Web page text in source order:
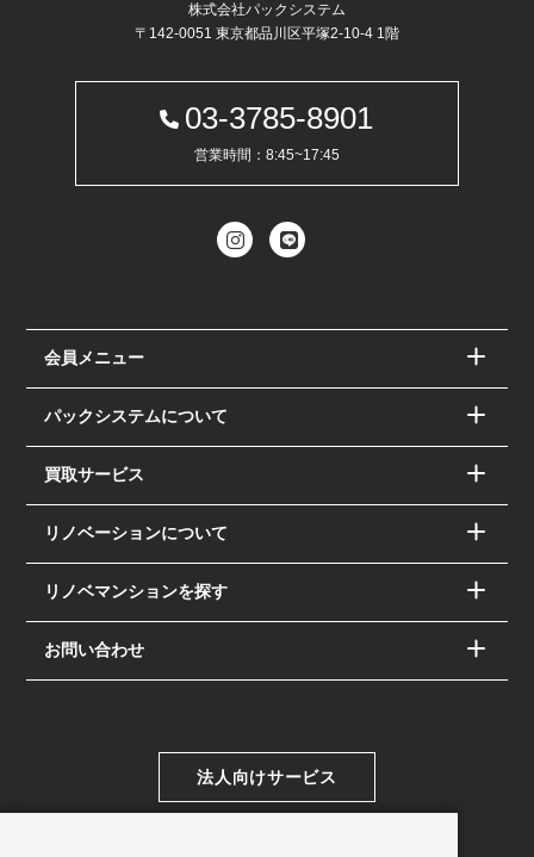
株式会社パックシステム
〒142-0051 東京都品川区平塚2-10-4 1階
03-3785-8901
営業時間：8:45~17:45
会員メニュー
パックシステムについて
買取サービス
リノベーションについて
リノベマンションを探す
お問い合わせ
法人向けサービス